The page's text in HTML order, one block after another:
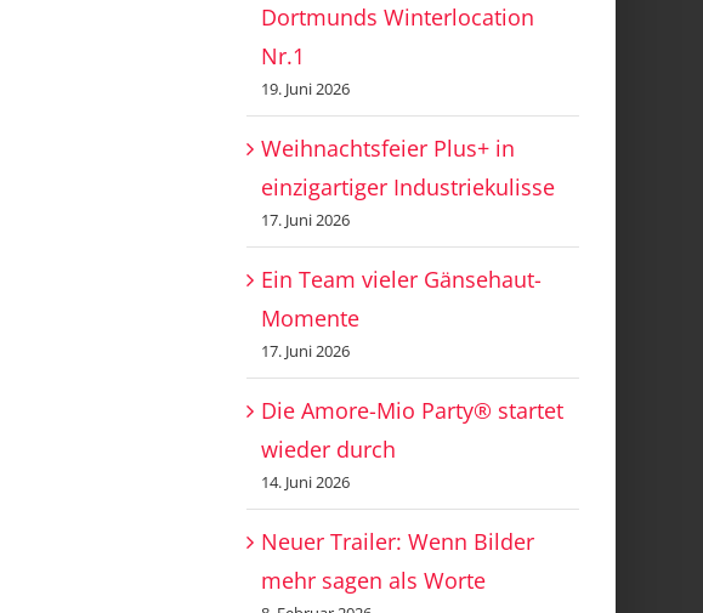
Dortmunds Winterlocation
Nr.1
19. Juni 2026
Weihnachtsfeier Plus+ in
einzigartiger Industriekulisse
17. Juni 2026
Ein Team vieler Gänsehaut-
Momente
17. Juni 2026
Die Amore-Mio Party® startet
wieder durch
14. Juni 2026
Neuer Trailer: Wenn Bilder
mehr sagen als Worte